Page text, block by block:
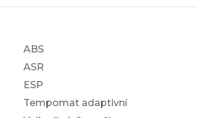
ABS
ASR
ESP
Tempomat adaptivní